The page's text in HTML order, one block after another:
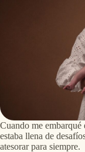
Cuando me embarqué
estaba llena de
atesorar para siempre.